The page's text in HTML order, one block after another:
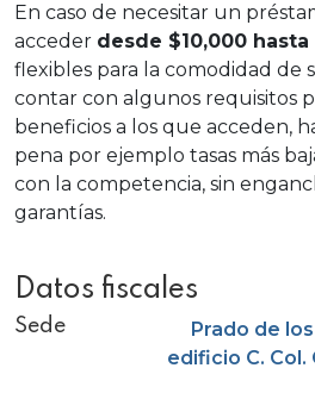
En caso de necesitar un
acceder desde $10,000
flexibles para la comodidad de
contar con algunos requisitos
beneficios a los que acceden,
pena por ejemplo tasas más
con la competencia, sin
garantías.
Datos fiscales
Sede
Prado de
edificio C. Col.